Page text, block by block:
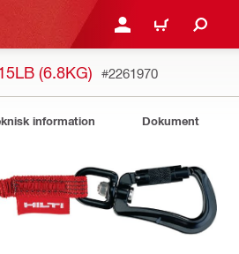
LOGGA IN ELLER
VARUKORG
(6.8KG) #2261970
information Dokument